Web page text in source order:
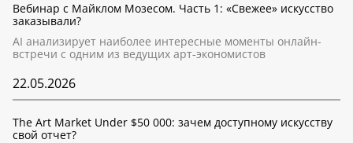
Вебинар с Майклом Мозесом. Часть 1: «Свежее» искусство
заказывали?
AI анализирует наиболее интересные моменты онлайн-
встречи с одним из ведущих арт-экономистов
22.05.2026
The Art Market Under $50 000: зачем доступному искусству
свой отчет?